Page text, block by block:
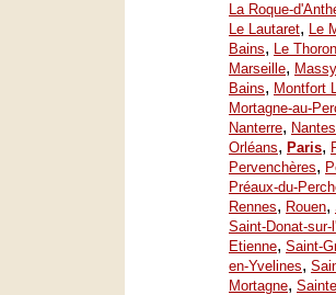
La Roque-
Le Lautaret, Le
Bains, Le
Marseille, Massy
Bains, Montfort
Mortagne-au-
Nanterre, Nantes
Orléans, Paris,
Pervenchères,
Préaux-du-
Rennes, Rouen,
Saint-Donat-sur-
Etienne, Saint-
en-Yvelines,
Mortagne,